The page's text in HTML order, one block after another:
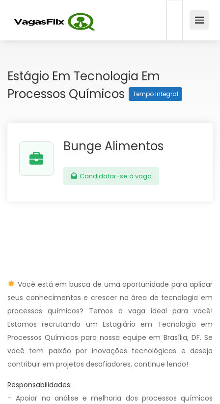
Estágio Em Tecnologia Em
Processos Químicos
Tempo Integral
Bunge Alimentos
Candidatar-se à vaga
Você está em busca de uma oportunidade para aplicar
seus conhecimentos e crescer na área de tecnologia em
processos químicos? Temos a vaga ideal para você!
Estamos recrutando um Estagiário em Tecnologia em
Processos Químicos para nossa equipe em Brasília, DF. Se
você tem paixão por inovações tecnológicas e deseja
contribuir em projetos desafiadores, continue lendo!
Responsabilidades:
– Apoiar na análise e melhoria dos processos químicos